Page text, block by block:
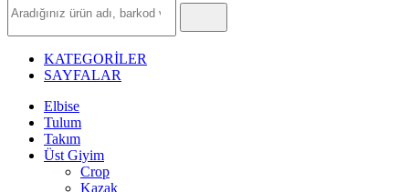
Ürün
KATEGORİLER
SAYFALAR
Elbise
Tulum
Takım
Üst Giyim
Crop
Kazak